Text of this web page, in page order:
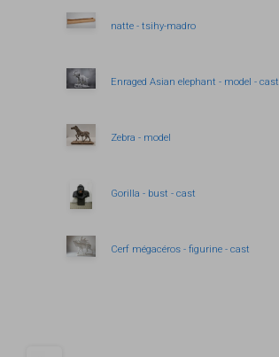
natte - tsihy-madro
Enraged Asian elephant - model - cast
Zebra - model
Gorilla - bust - cast
Cerf mégacéros - figurine - cast